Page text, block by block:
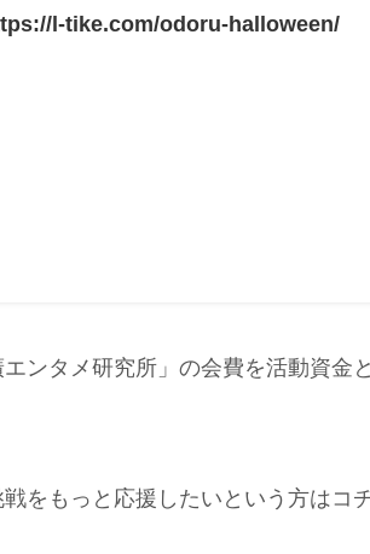
l-tike.com/odoru-halloween/
ンタメ研究所」の会費を活動資金
をもっと応援したいという方はコ